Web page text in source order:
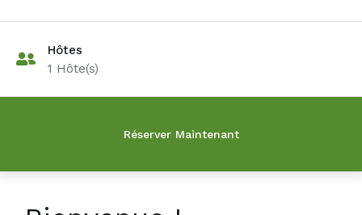
Hôtes
1 Hôte(s)